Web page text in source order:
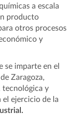
a escala
producto
otros procesos
y
se imparte en el
Zaragoza,
y
el ejercicio de la